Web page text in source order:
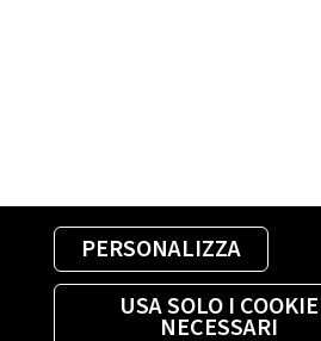
PERSONALIZZA
USA SOLO I COOKIE
NECESSARI